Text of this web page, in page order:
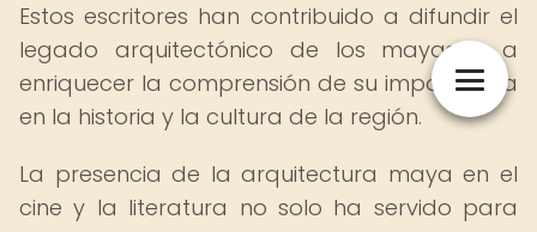
Estos escritores han contribuido a difundir el
legado arquitectónico de los mayas y a
enriquecer la comprensión de su importancia
en la historia y la cultura de la región.
La presencia de la arquitectura maya en el
cine y la literatura no solo ha servido para